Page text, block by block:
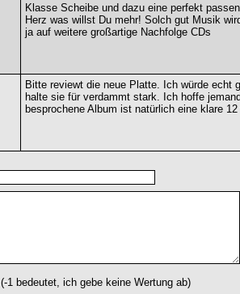
Klasse Scheibe und dazu eine perfekt
Herz was willst Du mehr! Solch gut Musik
ja auf weitere großartige Nachfolge CDs
Bitte reviewt die neue Platte. Ich würde echt
halte sie für verdammt stark. Ich hoffe
besprochene Album ist natürlich eine klare 12
(-1 bedeutet, ich gebe keine Wertung ab)